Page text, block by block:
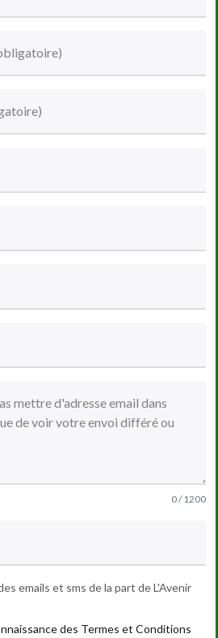
0 / 1200
emails et sms de la part de L'Avenir
des Termes et Conditions